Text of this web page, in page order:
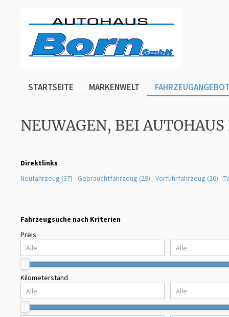
STARTSEITE MARKENWELT
NEUWAGEN, BEI
Direktlinks
Neufahrzeug (37)
Gebrauchtfahrzeug (29) Vorführfahrzeug (26)
Fahrzeugsuche nach Kriterien
Preis
Kilometerstand